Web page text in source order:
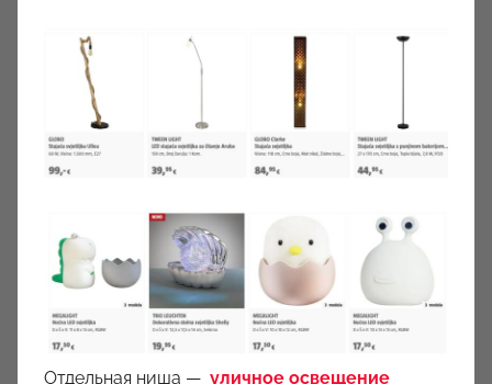
Отдельная ниша — уличное освещение